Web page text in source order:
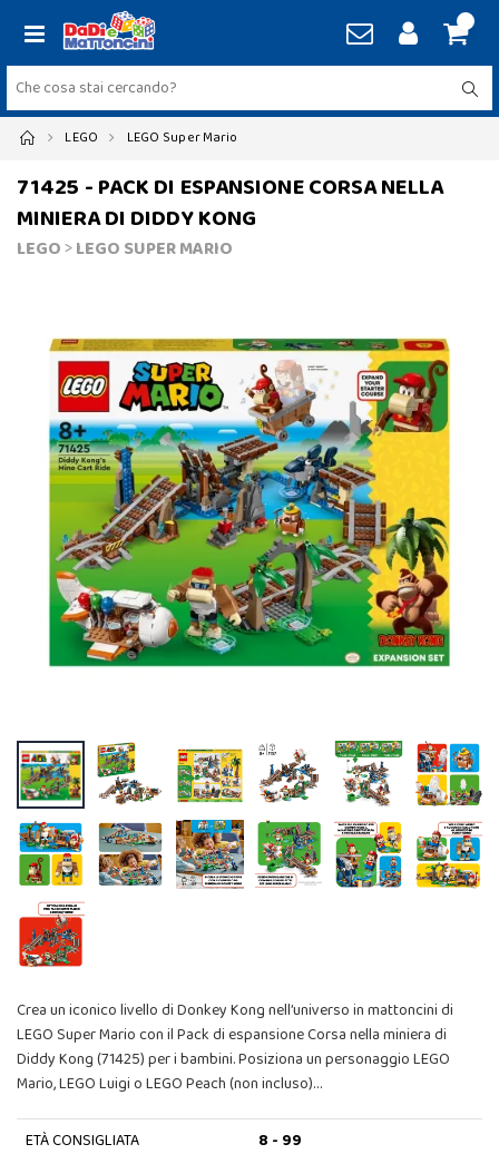
LEGO LEGO Super Mario
71425 - PACK DI ESPANSIONE CORSA NELLA
MINIERA DI DIDDY KONG
LEGO>LEGO SUPER MARIO
Crea un iconico livello di Donkey Kong nell’universo in mattoncini di
LEGO Super Mario con il Pack di espansione Corsa nella miniera di
Diddy Kong (71425) per i bambini. Posiziona un personaggio LEGO
Mario, LEGO Luigi o LEGO Peach (non incluso)…
ETÀ CONSIGLIATA
8 - 99